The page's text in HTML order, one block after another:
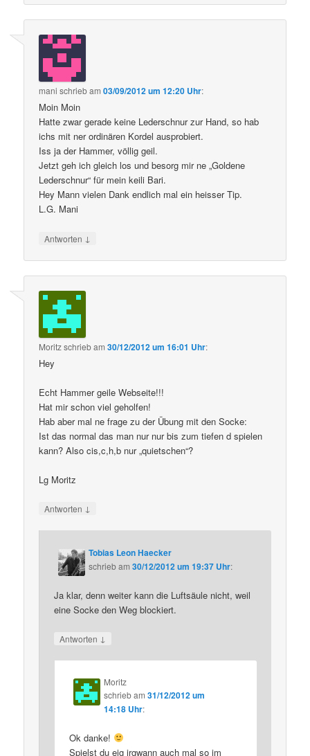
mani schriebam03/09/2012 um 12:20 Uhr:
Moin Moin
Hatte zwar gerade keine Lederschnur zur Hand, so hab
ichs mit ner ordinären Kordel ausprobiert.
Iss ja der Hammer, völlig geil.
Jetzt geh ich gleich los und besorg mir ne „Goldene
Lederschnur“ für mein keili Bari.
Hey Mann vielen Dank endlich mal ein heisser Tip.
L.G. Mani
Antworten ↓
Moritzschriebam30/12/2012 um 16:01 Uhr:
Hey
Echt Hammer geile Webseite!!!
Hat mir schon viel geholfen!
Hab aber mal ne frage zu der Übung mit den Socke:
Ist das normal das man nur nur bis zum tiefen d spielen
kann? Also cis,c,h,b nur „quietschen“?
Lg Moritz
Antworten ↓
Tobias Leon Haecker
schriebam30/12/2012 um 19:37 Uhr:
Ja klar, denn weiter kann die Luftsäule nicht, weil
eine Socke den Weg blockiert.
Antworten ↓
Moritz
schriebam31/12/2012 um
14:18 Uhr:
Ok danke!
Spielst du eig irgwann auch mal so im